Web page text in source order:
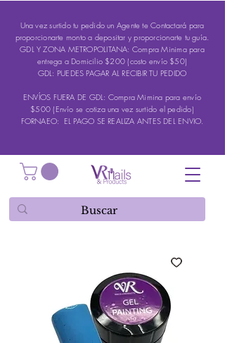
Una vez surtido tu pedido un Agente te Contactará para
proporcionarte monto a depositar y proporcionarte tu guía.
GDL Y ZONA METROPOLITANA: Compra Minima para
entrega a Domicilio $200 (costo envío $50)
GDL: PUEDES PAGAR AL RECIBIR TU PEDIDO
ENVÍOS FUERA DE GDL: Compra Mimina para envío
$500 (Envío se cotiza una vez surtido el pedido)
FORNAEO: EL PAGO SE REALIZA ANTES DEL ENVIO.